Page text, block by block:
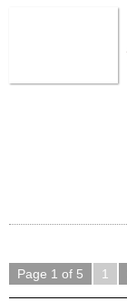
Page 1 of 5 1